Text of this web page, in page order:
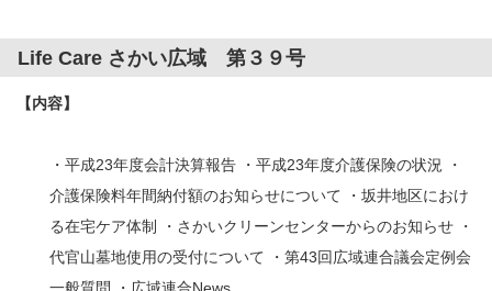
Life Care さかい広域 第３９号
【内容】
・平成23年度会計決算報告 ・平成23年度介護保険の状況 ・
介護保険料年間納付額のお知らせについて ・坂井地区におけ
る在宅ケア体制 ・さかいクリーンセンターからのお知らせ ・
代官山墓地使用の受付について ・第43回広域連合議会定例会